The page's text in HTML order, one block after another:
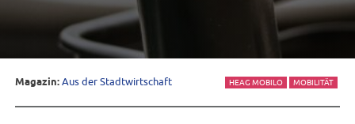
Magazin:Aus der Stadtwirtschaft HEAG MOBILO MOBILITÄT